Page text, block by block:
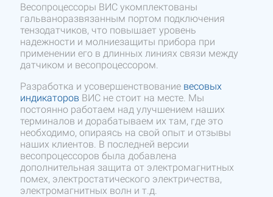
Весопроцессоры ВИС укомплектованы
гальваноразвязанным портом подключения
тензодатчиков, что повышает уровень
надежности и молниезащиты прибора при
применении его в длинных линиях связи между
датчиком и весопроцессором.
Разработка и усовершенствование весовых
индикаторов ВИС не стоит на месте. Мы
постоянно работаем над улучшением наших
терминалов и дорабатываем их там, где это
необходимо, опираясь на свой опыт и отзывы
наших клиентов. В последней версии
весопроцессоров была добавлена
дополнительная защита от электромагнитных
помех, электростатического электричества,
электромагнитных волн и т.д.